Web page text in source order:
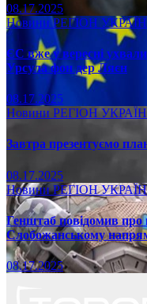
08.17.2025
НовиниРЕГІОН
ЄС вже у вересні
Урсула фон дер Ляєн
08.17.2025
Новини РЕГІОН
Завтра презентуємо
08.17.2025
НовиниРЕГІОН
Генштаб повідомив
Слобожанському
08.17.2025